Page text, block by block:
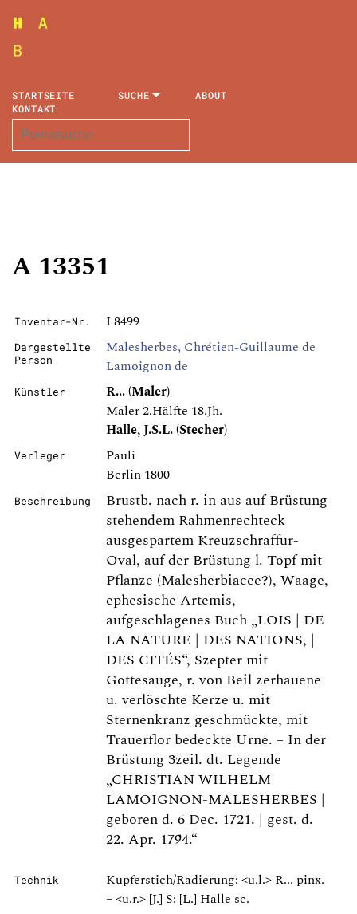
STARTSEITE SUCHE
ABOUT
KONTAKT
A 13351
Inventar-Nr. I 8499
Dargestellte
Person
Malesherbes, Chrétien-Guillaume de
Lamoignon de
Künstler
R... (Maler)
Maler 2.Hälfte 18.Jh.
Halle, J.S.L. (Stecher)
Verleger
Pauli
Berlin 1800
Beschreibung
Brustb. nach r. in aus auf Brüstung
stehendem Rahmenrechteck
ausgespartem Kreuzschraffur-
Oval, auf der Brüstung l. Topf mit
Pflanze (Malesherbiacee?), Waage,
ephesische Artemis,
aufgeschlagenes Buch „LOIS | DE
LA NATURE | DES NATIONS, |
DES CITÉS“, Szepter mit
Gottesauge, r. von Beil zerhauene
u. verlöschte Kerze u. mit
Sternenkranz geschmückte, mit
Trauerflor bedeckte Urne. – In der
Brüstung 3zeil. dt. Legende
„CHRISTIAN WILHELM
LAMOIGNON-MALESHERBES |
geboren d. 6 Dec. 1721. | gest. d.
22. Apr. 1794.“
Technik
Kupferstich/Radierung: <u.l.> R... pinx.
– <u.r.> [J.] S: [L.] Halle sc.